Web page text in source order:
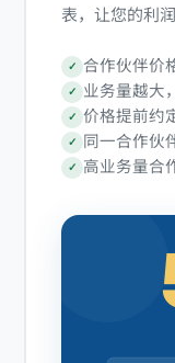
表，让您的利
✓ 合作伙伴价
✓ 业务量越大
✓ 价格提前约
✓ 同一合作伙
✓ 高业务量合